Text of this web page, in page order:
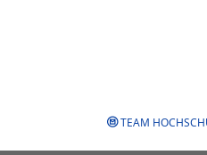
TEAM